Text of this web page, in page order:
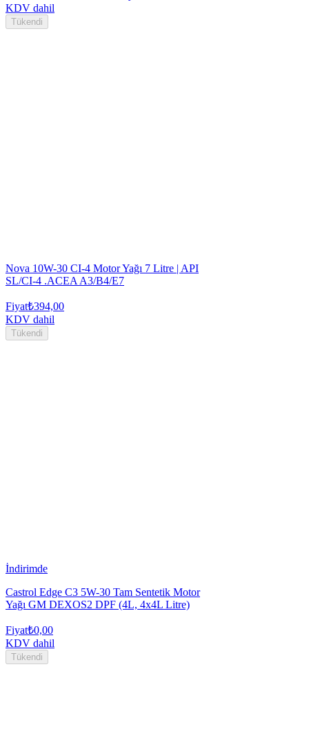
KDV dahil
Tükendi
Nova 10W-30 CI-4 Motor Yağı 7 Litre | API
SL/CI-4 .ACEA A3/B4/E7
Fiyat₺394,00
KDV dahil
Tükendi
İndirimde
Castrol Edge C3 5W-30 Tam Sentetik Motor
Yağı GM DEXOS2 DPF (4L, 4x4L Litre)
Fiyat₺0,00
KDV dahil
Tükendi